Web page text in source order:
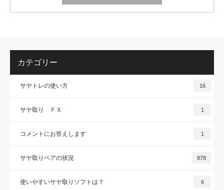
カテゴリー
サヤトレの使い方 16
サヤ取り ＦＸ 1
コメントにお答えします 1
サヤ取りペアの状況 878
使いやすいサヤ取りソフトは？ 6